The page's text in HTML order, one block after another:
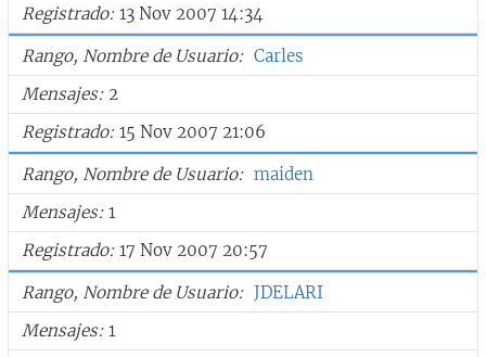
Registrado 13 Nov 2007 14:34
Rango, Nombre de Usuario
Carles
Mensajes 2
Registrado 15 Nov 2007 21:06
Rango, Nombre de Usuario
maiden
Mensajes 1
Registrado 17 Nov 2007 20:57
Rango, Nombre de Usuario
JDELARI
Mensajes 1